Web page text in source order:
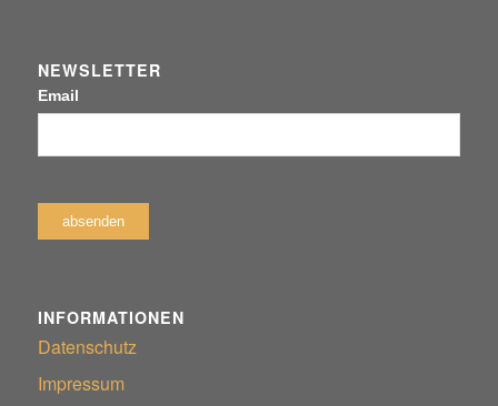
NEWSLETTER
Email
INFORMATIONEN
Datenschutz
Impressum